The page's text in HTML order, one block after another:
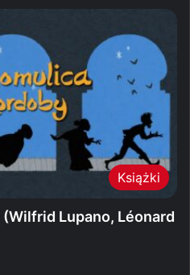
Książki
Lupano, Léonard